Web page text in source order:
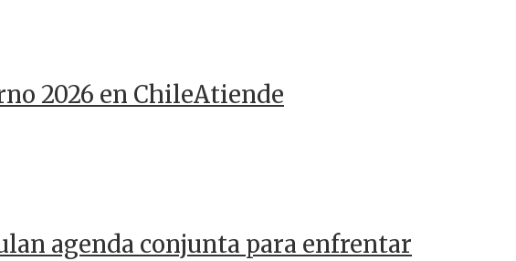
2026 en ChileAtiende
agenda conjunta para enfrentar